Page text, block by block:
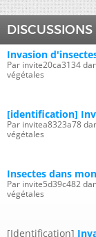
Invasion
Par invite20ca3134
végétales
[identification]
Par invitea8323a78
végétales
Insectes dans
Par invite5d39c482
végétales
[Identification]